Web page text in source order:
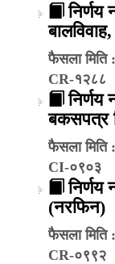
फैसला मिति
CR-१२८८
बकसपत्र
फैसला मिति
CI-०९०३
(नरफिन)
फैसला मिति
CR-०९९२